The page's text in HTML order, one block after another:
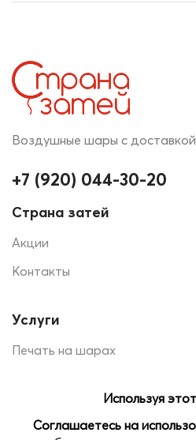
Воздушные шары с доставкой
+7 (920) 044-30-20
Страна затей
Акции
Контакты
Услуги
Печать на шарах
Доставка и оплата